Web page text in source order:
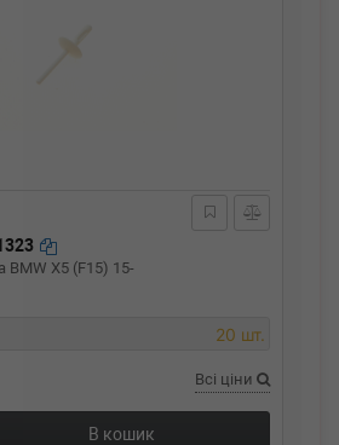
BMW X5 (F15) 15-
20 шт.
Всі ціни
В кошик